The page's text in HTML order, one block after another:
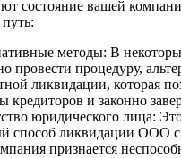
состояние вашей
методы: В
провести процедуру,
ликвидации, которая
кредиторов и законно
юридического лица:
способ ликвидации ООО
признается